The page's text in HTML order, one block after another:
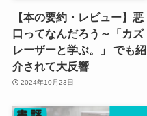
【本の要約・レビュー】悪
口ってなんだろう～「カズ
レーザーと学ぶ。」 でも紹
介されて大反響
2024年10月23日